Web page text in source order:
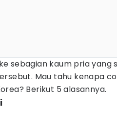
sebagian kaum pria yang
Mau tahu kenapa
Berikut 5 alasannya.